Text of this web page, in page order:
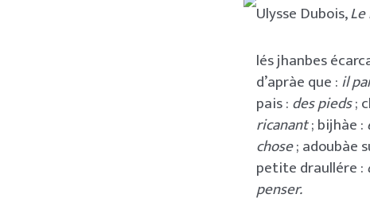
Ulysse Dubois,
lés jhanbes
d’apràe que :il
pais :des pieds;
ricanant; bijhàe :
chose; adoubàe
petite draullére :
penser.